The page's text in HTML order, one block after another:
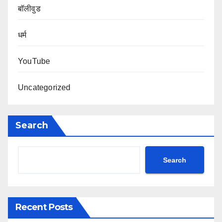
बॉलीवुड
धर्म
YouTube
Uncategorized
Search
Search
Recent Posts